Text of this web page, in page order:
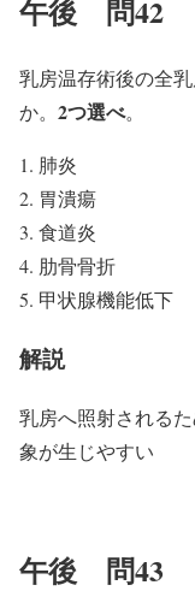
午後 問42
乳房温存術後の全
か。 2つ選べ。
肺炎
胃潰瘍
食道炎
肋骨骨折
甲状腺機能低下
解説
乳房へ照射される
象が生じやすい
午後 問43